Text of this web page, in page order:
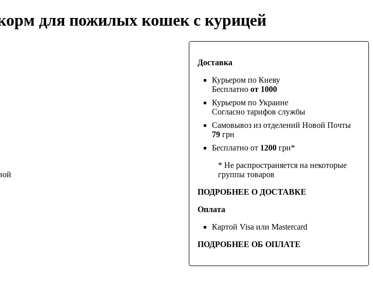
для пожилых кошек с курицей
Доставка
Курьером по Киеву
Бесплатно от 1000
Курьером по Украине
Согласно тарифов службы
Самовывоз из отделений Новой Почты
79 грн
Бесплатно от 1200 грн*
* Не распространяется на некоторые
группы товаров
ПОДРОБНЕЕ О ДОСТАВКЕ
Оплата
Картой Visa или Mastercard
ПОДРОБНЕЕ ОБ ОПЛАТЕ